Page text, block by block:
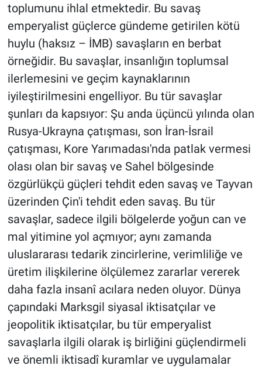
toplumunu ihlal etmektedir. Bu savaş
emperyalist güçlerce gündeme getirilen kötü
huylu (haksız – İMB) savaşların en berbat
örneğidir. Bu savaşlar, insanlığın toplumsal
ilerlemesini ve geçim kaynaklarının
iyileştirilmesini engelliyor. Bu tür savaşlar
şunları da kapsıyor: Şu anda üçüncü yılında olan
Rusya-Ukrayna çatışması, son İran-İsrail
çatışması, Kore Yarımadası'nda patlak vermesi
olası olan bir savaş ve Sahel bölgesinde
özgürlükçü güçleri tehdit eden savaş ve Tayvan
üzerinden Çin'i tehdit eden savaş. Bu tür
savaşlar, sadece ilgili bölgelerde yoğun can ve
mal yitimine yol açmıyor; aynı zamanda
uluslararası tedarik zincirlerine, verimliliğe ve
üretim ilişkilerine ölçülemez zararlar vererek
daha fazla insanî acılara neden oluyor. Dünya
çapındaki Marksgil siyasal iktisatçılar ve
jeopolitik iktisatçılar, bu tür emperyalist
savaşlarla ilgili olarak iş birliğini güçlendirmeli
ve önemli iktisadî kuramlar ve uygulamalar